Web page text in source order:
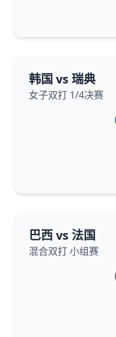
韩国 vs 瑞典
女子双打 1/4决赛
巴西 vs 法国
混合双打 小组赛